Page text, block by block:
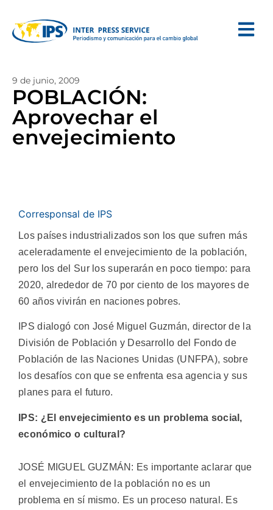
9 de junio, 2009
POBLACIÓN:
Aprovechar el
envejecimiento
Corresponsal de IPS
Los países industrializados son los que sufren más
aceleradamente el envejecimiento de la población,
pero los del Sur los superarán en poco tiempo: para
2020, alrededor de 70 por ciento de los mayores de
60 años vivirán en naciones pobres.
IPS dialogó con José Miguel Guzmán, director de la
División de Población y Desarrollo del Fondo de
Población de las Naciones Unidas (UNFPA), sobre
los desafíos con que se enfrenta esa agencia y sus
planes para el futuro.
IPS: ¿El envejecimiento es un problema social,
económico o cultural?
JOSÉ MIGUEL GUZMÁN: Es importante aclarar que
el envejecimiento de la población no es un
problema en sí mismo. Es un proceso natural. Es